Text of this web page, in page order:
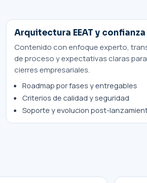
Arquitectura EEAT y confianza
Contenido con enfoque experto,
de proceso y expectativas claras
cierres empresariales.
Roadmap por fases y entregables
Criterios de calidad y seguridad
Soporte y evolucion post-